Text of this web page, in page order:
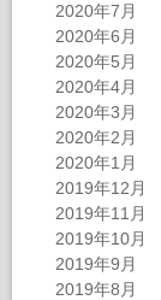
2020年7月
2020年6月
2020年5月
2020年4月
2020年3月
2020年2月
2020年1月
2019年12月
2019年11月
2019年10月
2019年9月
2019年8月